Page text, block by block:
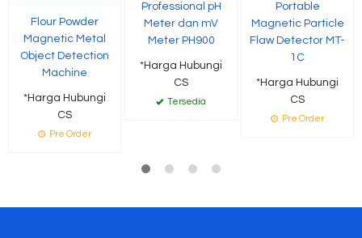
Flour Powder
Magnetic Metal
Object Detection
Machine
*Harga Hubungi
CS
Pre Order
Professional pH
Meter dan mV
Meter PH900
*Harga Hubungi
CS
Tersedia
Portable
Magnetic Particle
Flaw Detector MT-
1C
*Harga Hubungi
CS
Pre Order